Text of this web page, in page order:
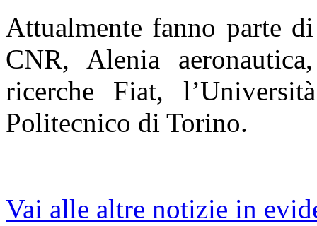
Attualmente fanno parte
CNR, Alenia
ricerche Fiat,
Politecnico di Torino.
Vai alle altre notizie in